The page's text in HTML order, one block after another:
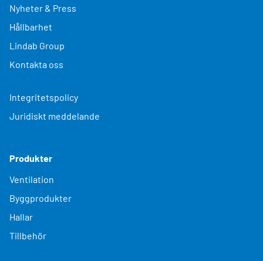
Nyheter & Press
Hållbarhet
Lindab Group
Kontakta oss
Integritetspolicy
Juridiskt meddelande
Produkter
Ventilation
Byggprodukter
Hallar
Tillbehör